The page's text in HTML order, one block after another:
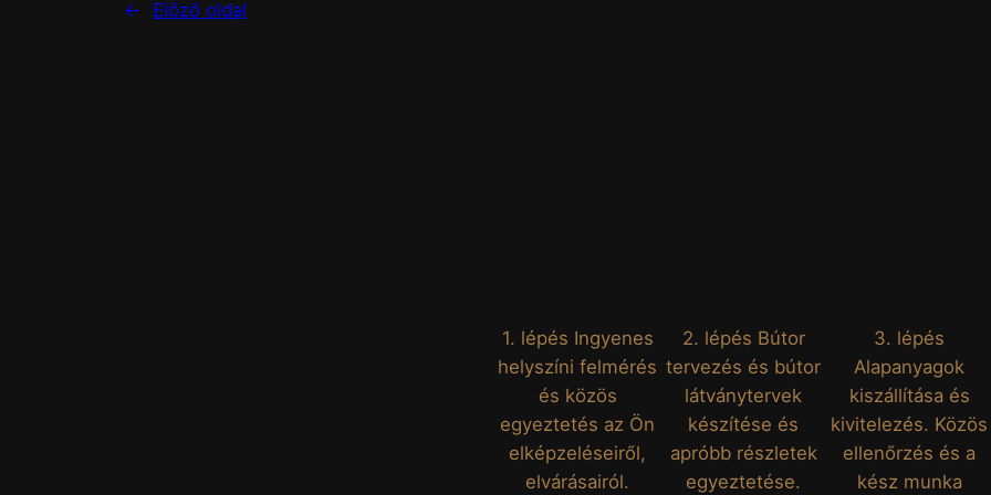
← Előző oldal
1. lépés Ingyenes
helyszíni felmérés
és közös
egyeztetés az Ön
elképzeléseiről,
elvárásairól.
2. lépés Bútor
tervezés és bútor
látványtervek
készítése és
apróbb részletek
egyeztetése.
3. lépés
Alapanyagok
kiszállítása és
kivitelezés. Közös
ellenőrzés és a
kész munka